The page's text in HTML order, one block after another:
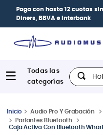
12 cuotas sin interesescon
e Interbank
Hola,
Audio Pro Y Grabación
Parlantes Bluetooth
Caja Activa Con Bluetooth